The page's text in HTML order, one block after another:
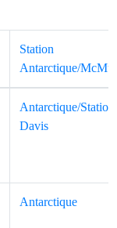
Station
Antarctique/
Antarctique/Station
Davis
Antarctique